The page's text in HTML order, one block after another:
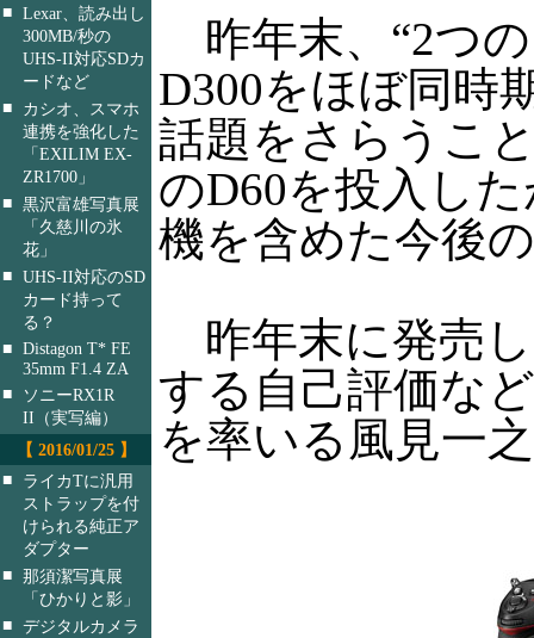
■ Lexar、読み出し
300MB/秒の
UHS-II対応SDカ
ードなど
■
カシオ、スマホ
連携を強化した
「EXILIM EX-
ZR1700」
■ 黒沢富雄写真展
「久慈川の氷
花」
■ UHS-II対応のSD
カード持って
る？
■ Distagon T* FE
35mm F1.4 ZA
■
ソニーRX1R
II（実写編）
【 2016/01/25 】
■
ライカTに汎用
ストラップを付
けられる純正ア
ダプター
■ 那須潔写真展
「ひかりと影」
■ デジタルカメラ
昨年末、“2つ
D300をほぼ同時
話題をさらうこ
のD60を投入し
機を含めた今後
昨年末に発売
する自己評価な
を率いる風見一